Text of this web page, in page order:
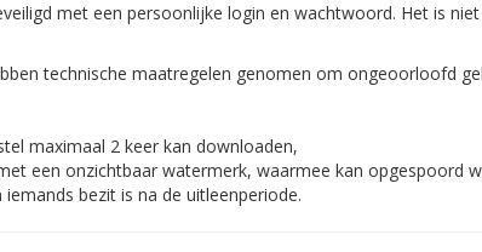
met een persoonlijke login en wachtwoord. Het is
technische maatregelen genomen om ongeoorloofd
maximaal 2 keer kan downloaden,
een onzichtbaar watermerk, waarmee kan opgespoord
bezit is na de uitleenperiode.